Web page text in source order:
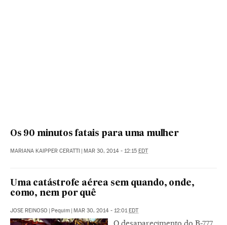
Os 90 minutos fatais para uma mulher
MARIANA KAIPPER CERATTI | MAR 30, 2014 - 12:15 EDT
Uma catástrofe aérea sem quando, onde,
como, nem por quê
JOSE REINOSO | Pequim | MAR 30, 2014 - 12:01EDT